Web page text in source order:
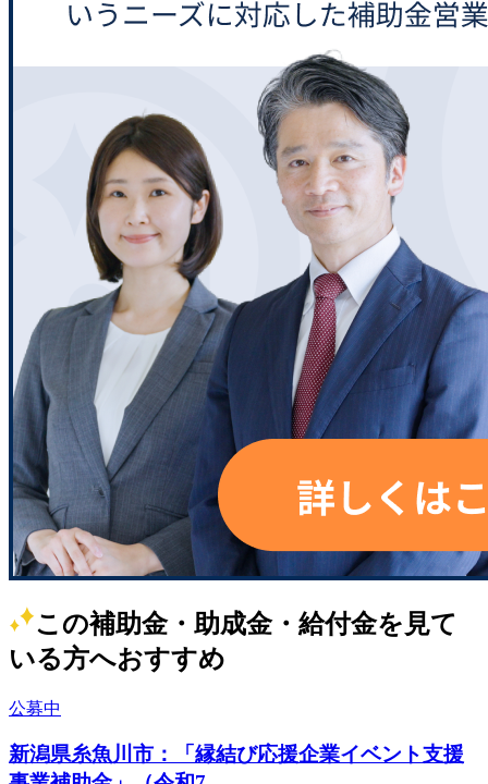
この補助金・助成金・給付金を見て
いる方へおすすめ
公募中
新潟県糸魚川市：「縁結び応援企業イベント支援